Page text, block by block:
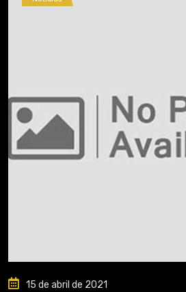
15 de abril de 2021